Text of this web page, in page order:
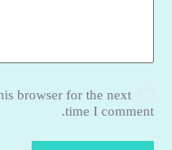
browser for the next
time I comment.